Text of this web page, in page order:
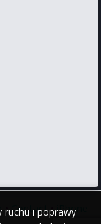
ruchu i poprawy
•Contact•iPhone